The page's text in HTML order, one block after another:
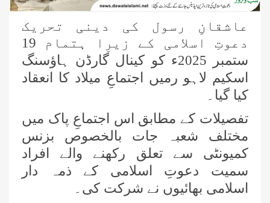
عاشقانِ رسول کی دینی تحریک
دعوتِ اسلامی کے زیرِا ہتمام 19
ستمبر 2025ء کو کینال گارڈن ہاؤسنگ
اسکیم لاہو رمیں اجتماعِ میلاد کا انعقاد
کیا گیا۔
تفصیلات کے مطابق اس اجتماعِ پاک میں
مختلف شعبہ جات بالخصوص بزنس
کمیونٹی سے تعلق رکھنے والے افراد
سمیت دعوتِ اسلامی کے ذمہ دار
اسلامی بھائیوں نے شرکت کی۔